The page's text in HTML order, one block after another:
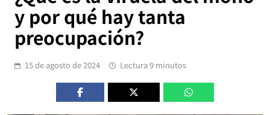
y por qué hay tanta
preocupación?
15 de agosto de 2024 Lectura 9 minutos